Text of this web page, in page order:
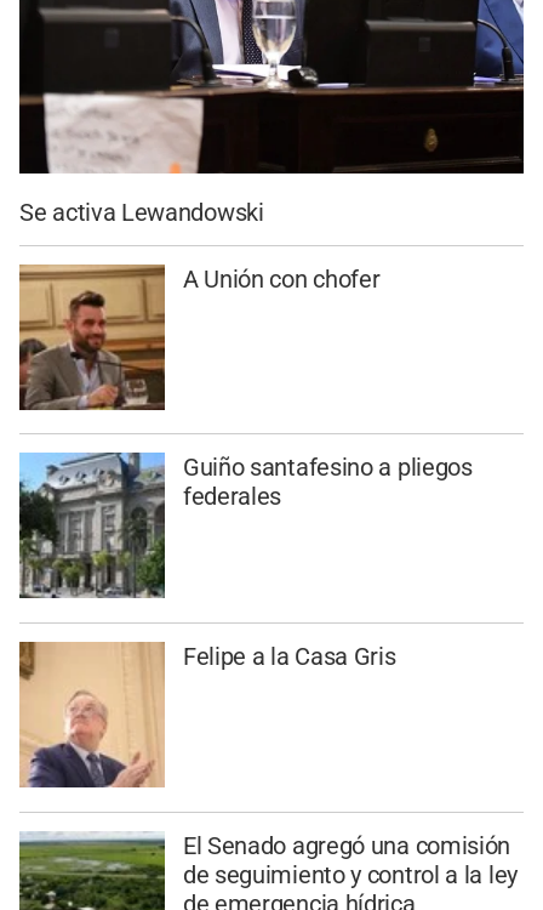
Se activa Lewandowski
A Unión con chofer
Guiño santafesino a pliegos
federales
Felipe a la Casa Gris
El Senado agregó una comisión
de seguimiento y control a la ley
de emergencia hídrica